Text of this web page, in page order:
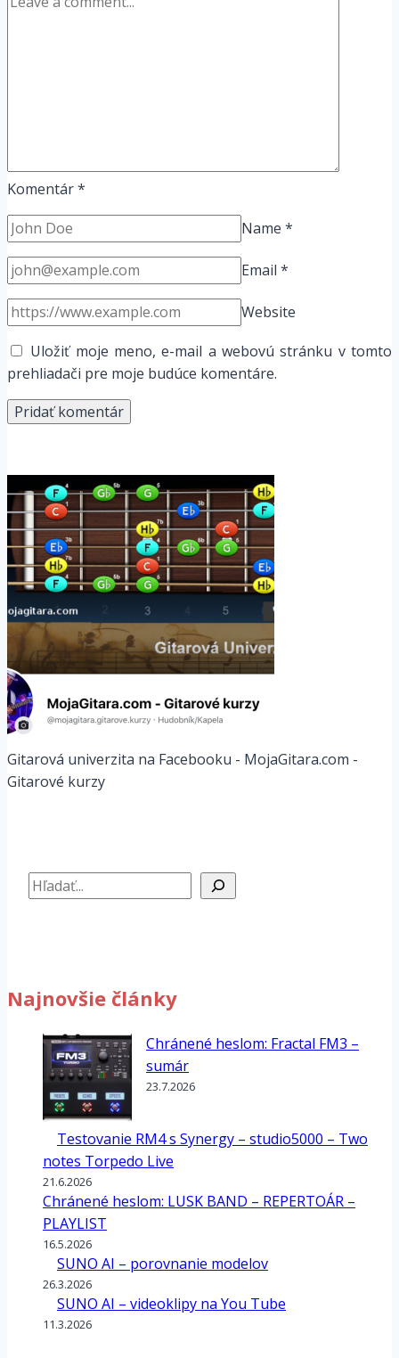
Komentár*
Name *
Email *
Website
Uložiť moje meno, e-mail a webovú stránku v tomto
prehliadači pre moje budúce komentáre.
Gitarová univerzita na Facebooku - MojaGitara.com -
Gitarové kurzy
Hľadať
Najnovšie články
Chránené heslom: Fractal FM3 –
sumár
23.7.2026
Testovanie RM4 s Synergy – studio5000 – Two
notes Torpedo Live
21.6.2026
Chránené heslom: LUSK BAND – REPERTOÁR –
PLAYLIST
16.5.2026
SUNO AI – porovnanie modelov
26.3.2026
SUNO AI – videoklipy na You Tube
11.3.2026